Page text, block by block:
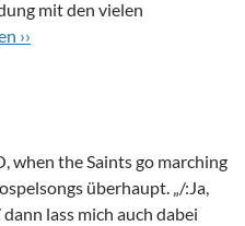
mit den vielen
››
when the Saints go marching
überhaupt. „/:Ja,
lass mich auch dabei